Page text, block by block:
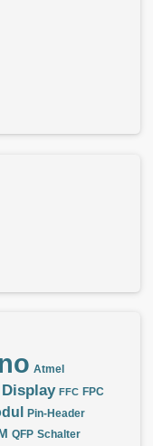
Atmel
Display FFC FPC
Pin-Header
QFP Schalter